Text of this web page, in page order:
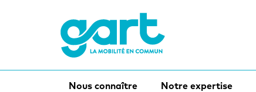
Nous connaître Notre expertise